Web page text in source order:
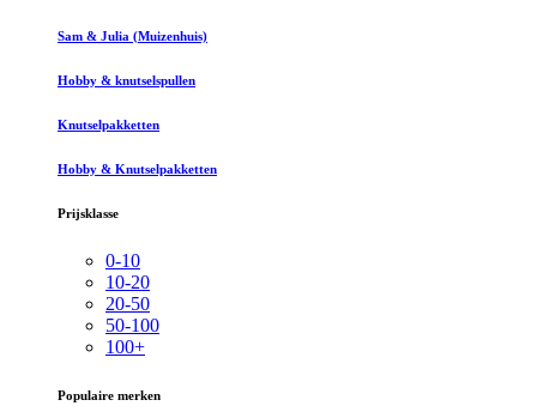
Sam & Julia (Muizenhuis)
Hobby & knutselspullen
Knutselpakketten
Hobby & Knutselpakketten
Prijsklasse
0-10
10-20
20-50
50-100
100+
Populaire merken